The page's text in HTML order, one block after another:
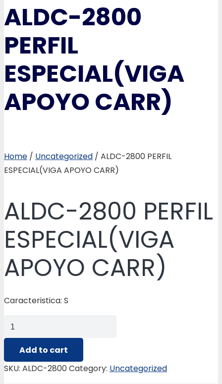
ALDC-2800
PERFIL
ESPECIAL(VIGA
APOYO CARR)
Home / Uncategorized / ALDC-2800 PERFIL
ESPECIAL(VIGA APOYO CARR)
ALDC-2800 PERFIL
ESPECIAL(VIGA
APOYO CARR)
Caracteristica: S
ALDC-
2800
PERFIL
ESPECIAL(VIGA
Add to cart
SKU: ALDC-2800Category: Uncategorized